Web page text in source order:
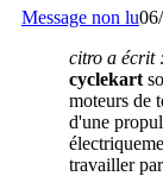
Message non lu
citro a écrit :
cyclekart
moteurs de
d'une
travailler